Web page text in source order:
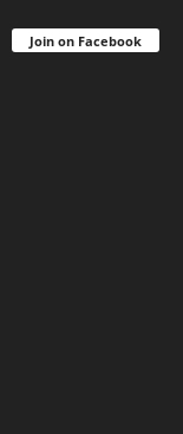
Join on Facebook